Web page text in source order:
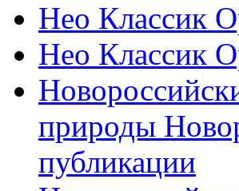
Нео Классик
Нео Классик
природы
публикации